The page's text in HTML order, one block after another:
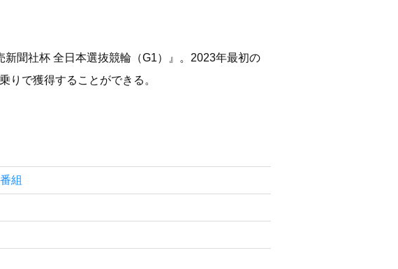
聞社杯 全日本選抜競輪（G1）』。2023年最初の
りで獲得することができる。
組